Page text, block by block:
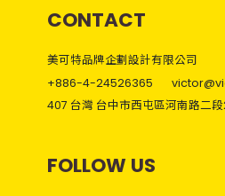
CONTACT
美可特品牌企劃設計有限公司
+886-4-24526365
407 台灣 台中市西屯區河南路二段
FOLLOW US